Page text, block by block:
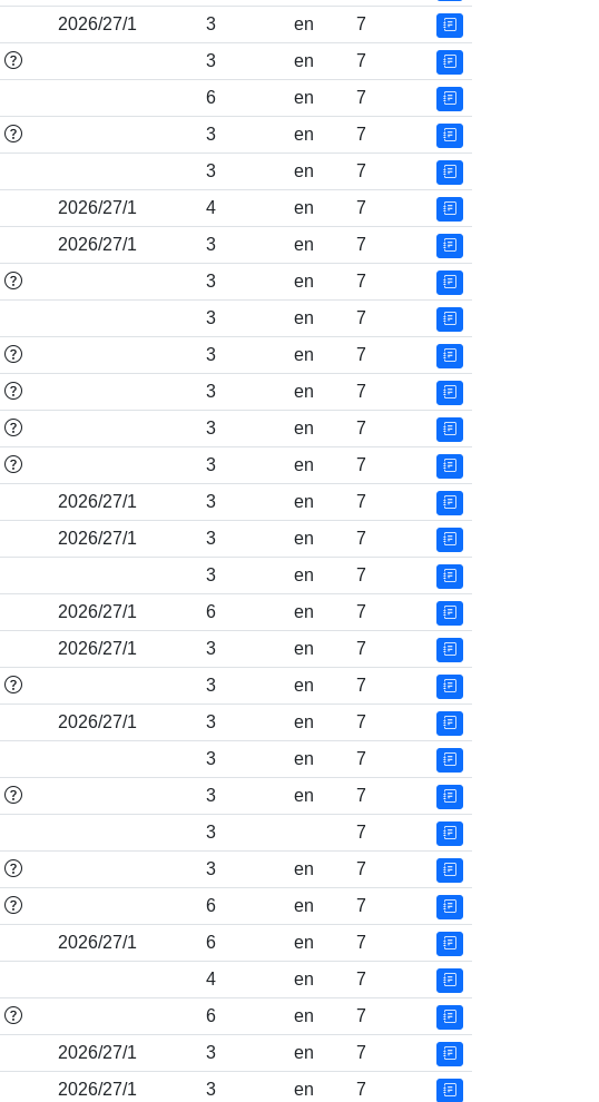
2026/27/1 3 en
7
3 en
7
6 en
7
3 en
7
3 en
7
2026/27/1 4 en
7
2026/27/1 3 en
7
3 en
7
3 en
7
3 en
7
3 en
7
3 en
7
3 en
7
2026/27/1 3 en
7
2026/27/1 3 en
7
3 en
7
2026/27/1 6 en
7
2026/27/1 3 en
7
3 en
7
2026/27/1 3 en
7
3 en
7
3 en
7
3
7
3 en
7
6 en
7
2026/27/1 6 en
7
4 en
7
6 en
7
2026/27/1 3 en
7
2026/27/1 3 en 7